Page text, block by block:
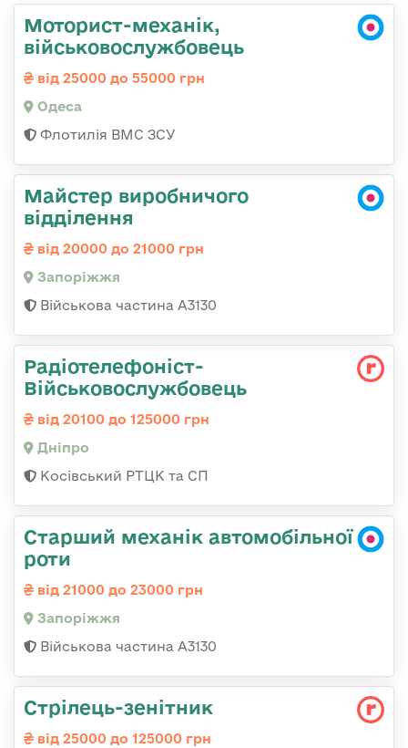
Моторист-механік,
військовослужбовець
від 25000 до 55000 грн
Одеса
Флотилія ВМС ЗСУ
Майстер виробничого
відділення
від 20000 до 21000 грн
Запоріжжя
Військова частина А3130
Радіотелефоніст-
Військовослужбовець
від 20100 до 125000 грн
Дніпро
Косівський РТЦК та СП
Старший механік автомобільної
роти
від 21000 до 23000 грн
Запоріжжя
Військова частина А3130
Стpілець-зенітник
від 25000 до 125000 грн